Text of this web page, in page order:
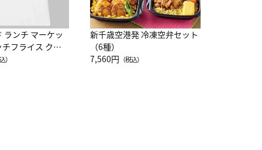
ランチ マーケッ
フライス クル
半袖Ｔシャツ
）
新千歳空港発 冷凍空弁セット
（6種）
7,560円 （税込）